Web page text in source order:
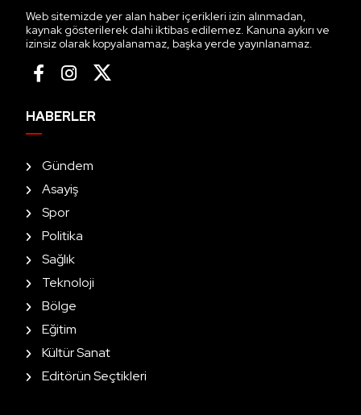
Web sitemizde yer alan haber içerikleri izin alınmadan,
kaynak gösterilerek dahi iktibas edilemez. Kanuna aykırı ve
izinsiz olarak kopyalanamaz, başka yerde yayınlanamaz.
HABERLER
Gündem
Asayiş
Spor
Politika
Sağlık
Teknoloji
Bölge
Eğitim
Kültür Sanat
Editörün Seçtikleri